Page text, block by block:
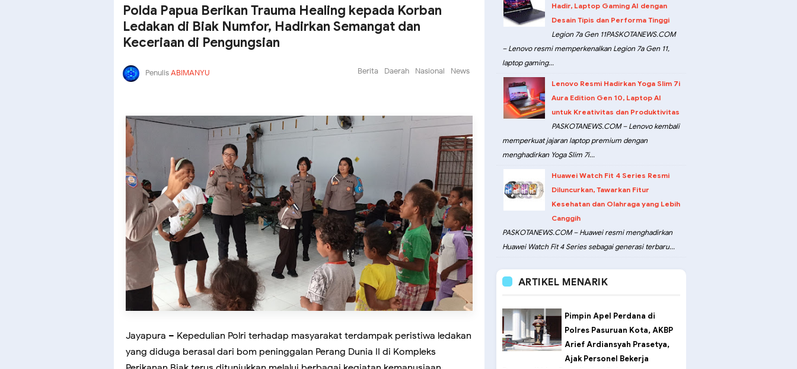
Polda Papua Berikan Trauma Healing kepada Korban
Ledakan di Biak Numfor, Hadirkan Semangat dan
Keceriaan di Pengungsian
PenulisABIMANYU Berita Daerah Nasional News
Jayapura – Kepedulian Polri terhadap masyarakat terdampak peristiwa ledakan
yang diduga berasal dari bom peninggalan Perang Dunia II di Kompleks
Hadir, Laptop Gaming AI dengan
Desain Tipis dan Performa Tinggi
Legion 7a Gen 11PASKOTANEWS.COM
– Lenovo resmi memperkenalkan Legion 7a Gen 11,
laptop gaming...
Lenovo Resmi Hadirkan Yoga Slim 7i
Aura Edition Gen 10, Laptop AI
untuk Kreativitas dan Produktivitas
PASKOTANEWS.COM – Lenovo kembali
memperkuat jajaran laptop premium dengan
menghadirkan Yoga Slim 7i...
Huawei Watch Fit 4 Series Resmi
Diluncurkan, Tawarkan Fitur
Kesehatan dan Olahraga yang Lebih
Canggih
PASKOTANEWS.COM – Huawei resmi menghadirkan
Huawei Watch Fit 4 Series sebagai generasi terbaru...
ARTIKEL MENARIK
Pimpin Apel Perdana di
Polres Pasuruan Kota, AKBP
Arief Ardiansyah Prasetya,
Ajak Personel Bekerja